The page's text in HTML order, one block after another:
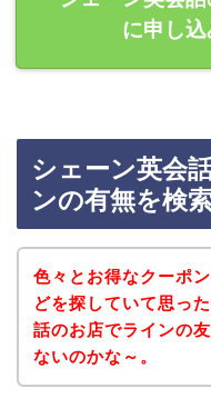
に申し
シェーン英会
ンの有無を検
色々とお得なクーポ
どを探していて思っ
話のお店でラインの
ないのかな～。